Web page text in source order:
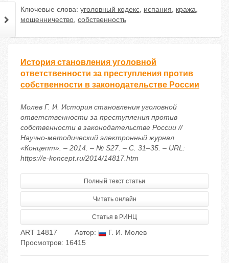
Ключевые слова: уголовный кодекс, испания, кража,
мошенничество, собственность
История становления уголовной
ответственности за преступления против
собственности в законодательстве России
Молев Г. И. История становления уголовной
ответственности за преступления против
собственности в законодательстве России //
Научно-методический электронный журнал
«Концепт». – 2014. – № S27. – С. 31–35. – URL:
https://e-koncept.ru/2014/14817.htm
Полный текст статьи
Читать онлайн
Статья в РИНЦ
ART 14817 Автор:
Г. И. Молев
Просмотров: 16415